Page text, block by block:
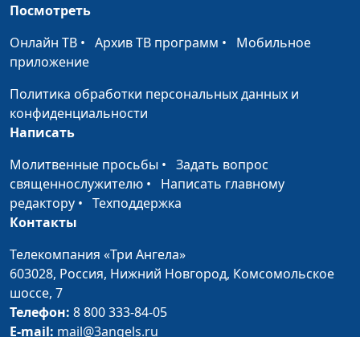
Как правильно
подростками о половом
развитии
клинический
Половое воспитание
детей
Юлия Синицына,
психолог
Как научить ребенка
финансовой
грамотности
Юлия Синицына,
Взрывные дети. Как их
воспитывать?
Юлия Синицына,
Посмотреть
Онлайн ТВ • Архив ТВ программ • Мобильное
приложение
Политика обработки персональных данных и
конфиденциальности
Написать
Молитвенные просьбы • Задать вопрос
священнослужителю • Написать главному
редактору • Техподдержка
Контакты
Телекомпания «Три Ангела»
603028, Россия, Нижний Новгород, Комсомольское
шоссе, 7
Телефон: 8 800 333-84-05
E-mail: mail@3angels.ru